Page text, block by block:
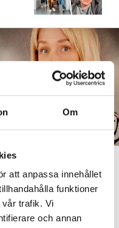
Om
att anpassa innehållet
funktioner
trafik. Vi
och annan
elakt”
vara schysst är inte alltid
skriver Ulrica Björkblom